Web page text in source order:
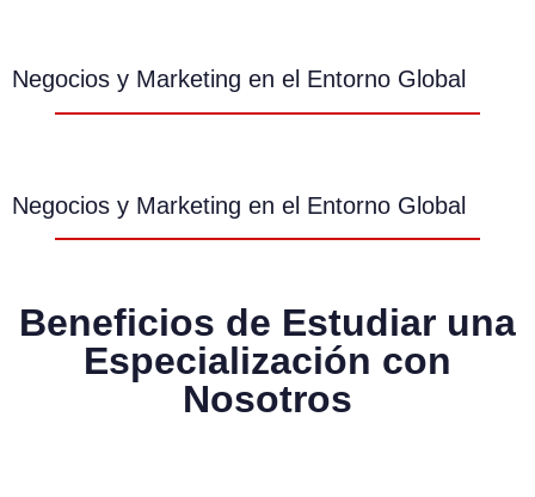
Negocios y Marketing en el Entorno Global
Negocios y Marketing en el Entorno Global
Beneficios de Estudiar una
Especialización con
Nosotros